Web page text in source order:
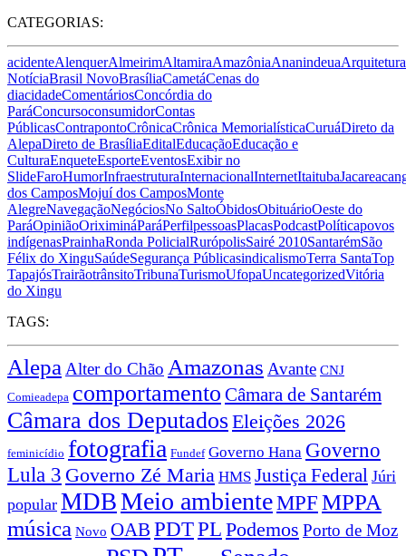
CATEGORIAS:
acidenteAlenquerAlmeirimAltamiraAmazôniaAnanindeuaArquitetura
NotíciaBrasil NovoBrasíliaCametáCenas do
diacidadeComentáriosConcórdia do
ParáConcursoconsumidorContas
PúblicasContrapontoCrônicaCrônica MemorialísticaCuruáDireto da
AlepaDireto de BrasíliaEditalEducaçãoEducação e
CulturaEnqueteEsporteEventosExibir no
SlideFaroHumorInfraestruturaInternacionalInternetItaituba
dos CamposMojuí dos CamposMonte
AlegreNavegaçãoNegóciosNo SaltoÓbidosObituárioOeste do
ParáOpiniãoOriximináParáPerfilpessoasPlacasPodcastPolíticapovos
indígenasPrainhaRonda PolicialRurópolisSairé 2010SantarémSão
Félix do XinguSaúdeSegurança PúblicasindicalismoTerra SantaTop
TapajósTrairãotrânsitoTribunaTurismoUfopaUncategorizedVitória
do Xingu
TAGS:
Alepa Alter do Chão Amazonas Avante CNJ
Comieadepa comportamento Câmara de Santarém
Câmara dos DeputadosEleições 2026
feminicídio fotografia Fundef Governo Hana Governo
Lula 3 Governo Zé Maria HMS Justiça Federal Júri
popular MDBMeio ambienteMPFMPPA
música Novo OAB PDTPL Podemos Porto de Moz